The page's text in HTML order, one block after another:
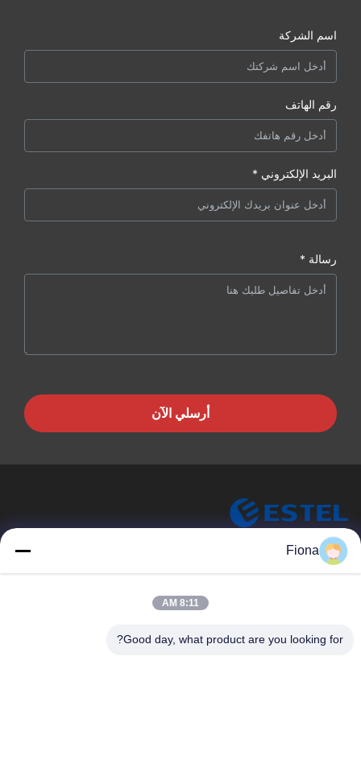
اسم الشركة
رقم الهاتف
البريد الإلكتروني *
رسالة *
أرسلي الآن
ESTEL (GUANGDONG) TECHNOLOGY CO., LTD.
المنزل
جديد
Fiona
8:11 AM
Good day, what product are you looking for?